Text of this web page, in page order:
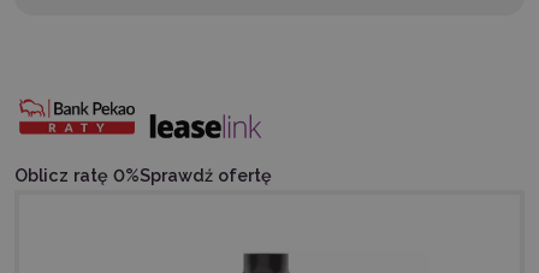
Oblicz ratę 0%Sprawdź ofertę